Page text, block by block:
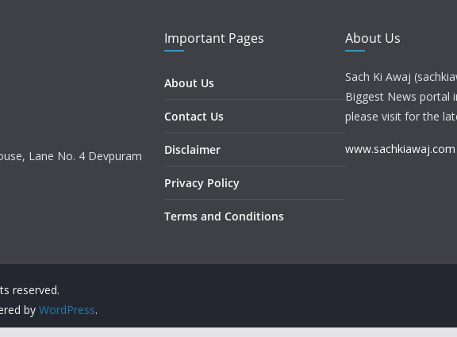
Lane No. 4 Devpuram
Important Pages
About Us
Contact Us
Disclaimer
Privacy Policy
Terms and Conditions
About Us
Sach Ki Awaj
Biggest News portal
please visit for the
www.sachkiawaj.com
reserved.
by WordPress.